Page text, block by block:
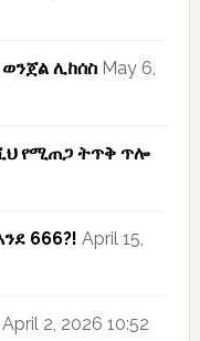
ወንጀል ሊከሰስ May 6,
የሚጠጋ ትጥቅ ጥሎ
666?! April 15,
April 2, 2026 10:52